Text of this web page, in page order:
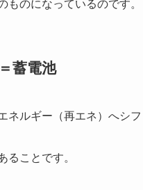
のになっているのです。
蓄電池
ネルギー（再エネ）へシ
ることです。